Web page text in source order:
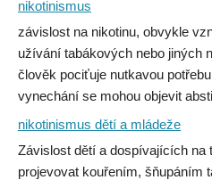
nikotinismus
závislost na nikotinu, obvykle
užívání tabákových nebo jiných
člověk pociťuje nutkavou
vynechání se mohou objevit
nikotinismus dětí a mládeže
Závislost dětí a dospívajících na
projevovat kouřením, šňupáním